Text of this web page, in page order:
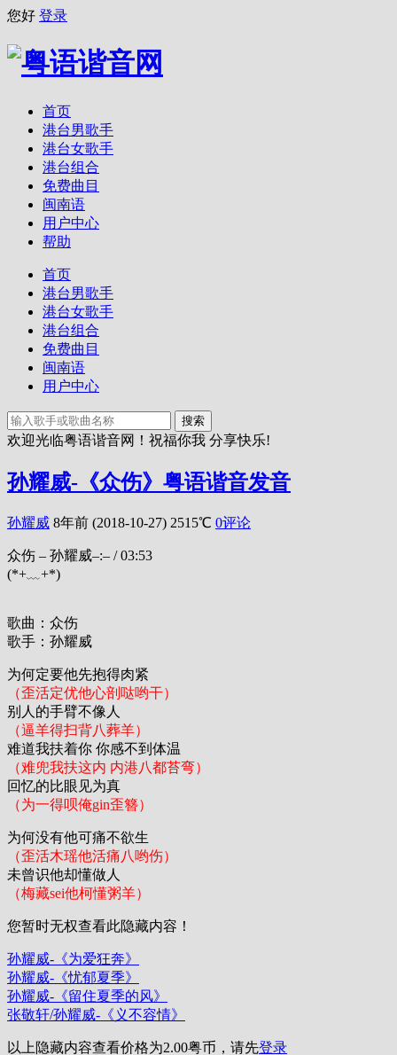
您好 登录
首页
港台男歌手
港台女歌手
港台组合
免费曲目
闽南语
用户中心
帮助
首页
港台男歌手
港台女歌手
港台组合
免费曲目
闽南语
用户中心
搜索
欢迎光临粤语谐音网！祝福你我 分享快乐!
孙耀威-《众伤》粤语谐音发音
孙耀威 8年前 (2018-10-27) 2515℃ 0评论
众伤 – 孙耀威–:– /03:53
(*+﹏+*)
歌曲：众伤
歌手：孙耀威
为何定要他先抱得肉紧
（歪活定优他心剖哒哟干）
别人的手臂不像人
（逼羊得扫背八葬羊）
难道我扶着你 你感不到体温
（难兜我扶这内 内港八都苔弯）
回忆的比眼见为真
（为一得呗俺gin歪簪）
为何没有他可痛不欲生
（歪活木瑶他活痛八哟伤）
未曾识他却懂做人
（梅藏sei他柯懂粥羊）
您暂时无权查看此隐藏内容！
孙耀威-《为爱狂奔》
孙耀威-《忧郁夏季》
孙耀威-《留住夏季的风》
张敬轩/孙耀威-《义不容情》
以上隐藏内容查看价格为2.00粤币，请先登录